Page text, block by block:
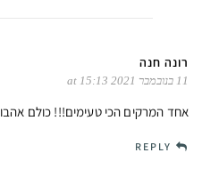
רונה חנה
11 בנובמבר 2021 at 15:13
אחד המרקים הכי טעימים!!! כולם
REPLY